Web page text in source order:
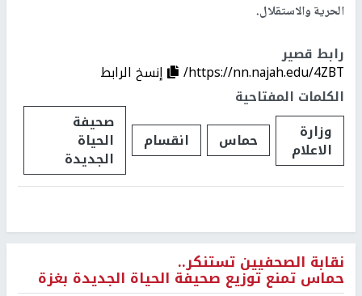
الحرية والاستقلال.
رابط قصير
https://nn.najah.edu/4ZBT/
إنسخ الرابط
الكلمات المفتاحية
وزارة
الاعلام حماس انقسام
صحيفة
الحياة
الجديدة
نقابة الصحفيين تستنكر..
حماس تمنع توزيع صحيفة الحياة الجديدة بغزة